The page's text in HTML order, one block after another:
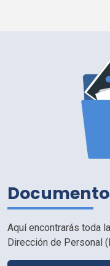
Aquí encontrarás toda
Dirección de Personal (